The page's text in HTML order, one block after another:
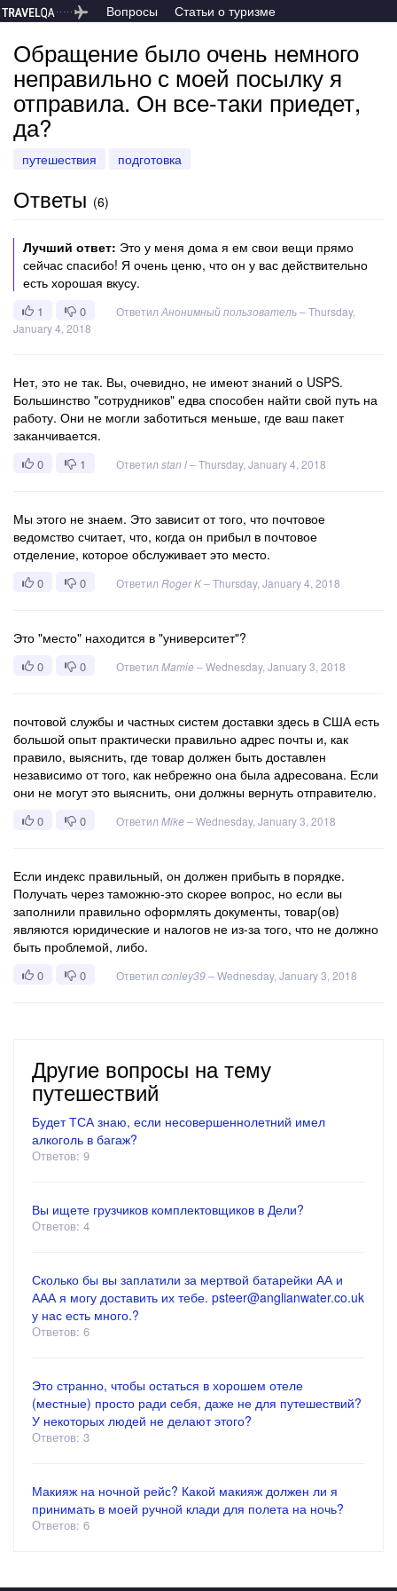
Вопросы Статьи о туризме
Обращение было очень немного
неправильно с моей посылку я
отправила. Он все-таки приедет,
да?
путешествия подготовка
Ответы (6)
Лучший ответ: Это у меня дома я ем свои вещи прямо
сейчас спасибо! Я очень ценю, что он у вас действительно
есть хорошая вкусу.
1 0 Ответил Анонимный пользователь–Thursday,
January 4, 2018
Нет, это не так. Вы, очевидно, не имеют знаний о USPS.
Большинство "сотрудников" едва способен найти свой путь на
работу. Они не могли заботиться меньше, где ваш пакет
заканчивается.
0 1 Ответил stan l–Thursday, January 4, 2018
Мы этого не знаем. Это зависит от того, что почтовое
ведомство считает, что, когда он прибыл в почтовое
отделение, которое обслуживает это место.
0 0 Ответил Roger K–Thursday, January 4, 2018
Это "место" находится в "университет"?
0 0 Ответил Mamie–Wednesday, January 3, 2018
почтовой службы и частных систем доставки здесь в США есть
большой опыт практически правильно адрес почты и, как
правило, выяснить, где товар должен быть доставлен
независимо от того, как небрежно она была адресована. Если
они не могут это выяснить, они должны вернуть отправителю.
0 0 Ответил Mike–Wednesday, January 3, 2018
Если индекс правильный, он должен прибыть в порядке.
Получать через таможню-это скорее вопрос, но если вы
заполнили правильно оформлять документы, товар(ов)
являются юридические и налогов не из-за того, что не должно
быть проблемой, либо.
0 0 Ответил conley39–Wednesday, January 3, 2018
Другие вопросы на тему
путешествий
Будет ТСА знаю, если несовершеннолетний имел
алкоголь в багаж?
Ответов: 9
Вы ищете грузчиков комплектовщиков в Дели?
Ответов: 4
Сколько бы вы заплатили за мертвой батарейки АА и
ААА я могу доставить их тебе. psteer@anglianwater.co.uk
у нас есть много.?
Ответов: 6
Это странно, чтобы остаться в хорошем отеле
(местные) просто ради себя, даже не для путешествий?
У некоторых людей не делают этого?
Ответов: 3
Макияж на ночной рейс? Какой макияж должен ли я
принимать в моей ручной клади для полета на ночь?
Ответов: 6